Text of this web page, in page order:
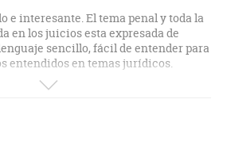
e interesante. El tema penal y toda la
en los juicios esta expresada de
sencillo, fácil de entender para
entendidos en temas jurídicos.
expectación durante todo el libro,